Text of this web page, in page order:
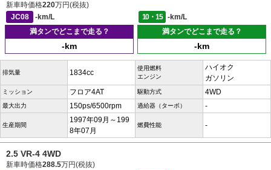
新車時価格220万円(税抜)
JC08
-km/L 10・15
-km/L
満タンでどこまで走る？
-km
満タンでどこまで走る？
-km
排気量 1834cc
使用燃料
エンジン
ハイオク
ガソリン
ミッション フロア4AT 駆動方式 4WD
最大出力 150ps/6500rpm 過給器（ターボ） -
生産期間
1997年09月～199
8年07月
燃費性能 -
2.5 VR-4 4WD
新車時価格288.5万円(税抜)